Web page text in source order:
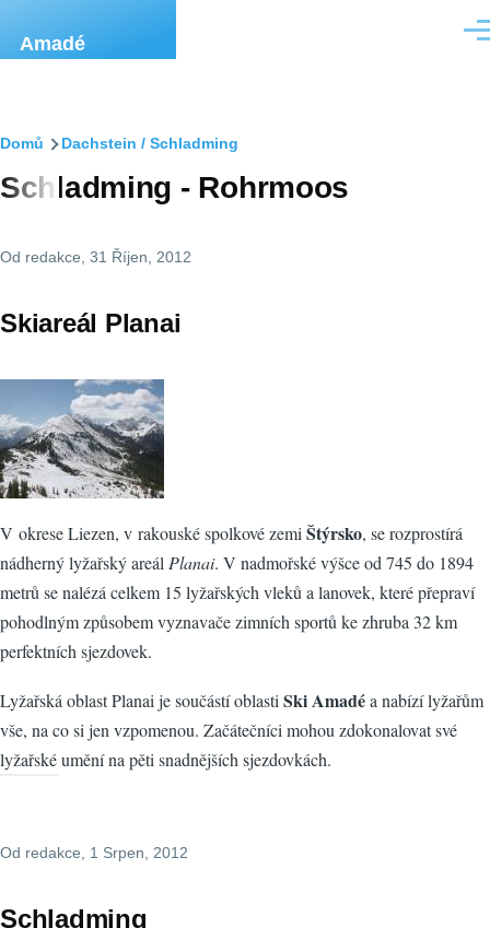
Amadé
Drobečková
navigace
Domů Dachstein / Schladming
Schladming - Rohrmoos
Od redakce , 31 Říjen, 2012
Skiareál Planai
V okrese Liezen, v rakouské spolkové zemi Štýrsko, se rozprostírá
nádherný lyžařský areál Planai. V nadmořské výšce od 745 do 1894
metrů se nalézá celkem 15 lyžařských vleků a lanovek, které přepraví
pohodlným způsobem vyznavače zimních sportů ke zhruba 32 km
perfektních sjezdovek.
Lyžařská oblast Planai je součástí oblasti Ski Amadéa nabízí lyžařům
vše, na co si jen vzpomenou. Začátečníci mohou zdokonalovat své
lyžařské umění na pěti snadnějších sjezdovkách.
Od redakce , 1 Srpen, 2012
Schladming